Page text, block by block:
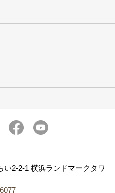
型塗料
2‐2‐1 横浜ランドマークタワ